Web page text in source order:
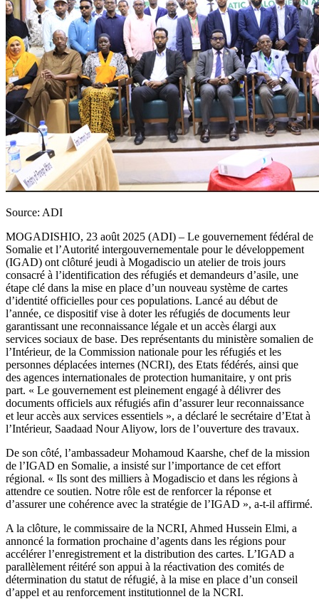
Source: ADI
MOGADISHIO, 23 août 2025 (ADI) – Le gouvernement fédéral de
Somalie et l’Autorité intergouvernementale pour le développement
(IGAD) ont clôturé jeudi à Mogadiscio un atelier de trois jours
consacré à l’identification des réfugiés et demandeurs d’asile, une
étape clé dans la mise en place d’un nouveau système de cartes
d’identité officielles pour ces populations. Lancé au début de
l’année, ce dispositif vise à doter les réfugiés de documents leur
garantissant une reconnaissance légale et un accès élargi aux
services sociaux de base. Des représentants du ministère somalien de
l’Intérieur, de la Commission nationale pour les réfugiés et les
personnes déplacées internes (NCRI), des Etats fédérés, ainsi que
des agences internationales de protection humanitaire, y ont pris
part. « Le gouvernement est pleinement engagé à délivrer des
documents officiels aux réfugiés afin d’assurer leur reconnaissance
et leur accès aux services essentiels », a déclaré le secrétaire d’Etat à
l’Intérieur, Saadaad Nour Aliyow, lors de l’ouverture des travaux.
De son côté, l’ambassadeur Mohamoud Kaarshe, chef de la mission
de l’IGAD en Somalie, a insisté sur l’importance de cet effort
régional. « Ils sont des milliers à Mogadiscio et dans les régions à
attendre ce soutien. Notre rôle est de renforcer la réponse et
d’assurer une cohérence avec la stratégie de l’IGAD », a-t-il affirmé.
A la clôture, le commissaire de la NCRI, Ahmed Hussein Elmi, a
annoncé la formation prochaine d’agents dans les régions pour
accélérer l’enregistrement et la distribution des cartes. L’IGAD a
parallèlement réitéré son appui à la réactivation des comités de
détermination du statut de réfugié, à la mise en place d’un conseil
d’appel et au renforcement institutionnel de la NCRI.